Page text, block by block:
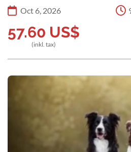
Oct 6, 2026
57.60 US$
(inkl. tax)